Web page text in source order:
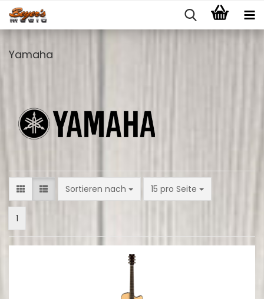
Yamaha
Sortieren nach
Sortieren nach 15 pro Seite
pro Seite
1